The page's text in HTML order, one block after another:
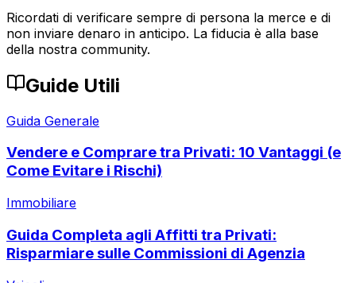
Ricordati di verificare sempre di persona la merce e di
non inviare denaro in anticipo. La fiducia è alla base
della nostra community.
Guide Utili
Guida Generale
Vendere e Comprare tra Privati: 10 Vantaggi (e
Come Evitare i Rischi)
Immobiliare
Guida Completa agli Affitti tra Privati:
Risparmiare sulle Commissioni di Agenzia